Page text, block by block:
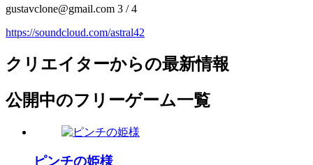
gustavclone@gmail.com 3 / 4
https://soundcloud.com/astral42
クリエイターからの最新情報
公開中のフリーゲーム一覧
ピンチの姫様